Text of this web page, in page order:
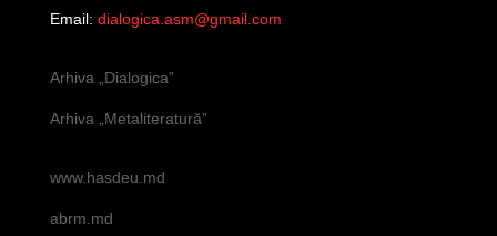
Email: dialogica.asm@gmail.com
Arhiva „Dialogica”
Arhiva „Metaliteratură”
www.hasdeu.md
abrm.md